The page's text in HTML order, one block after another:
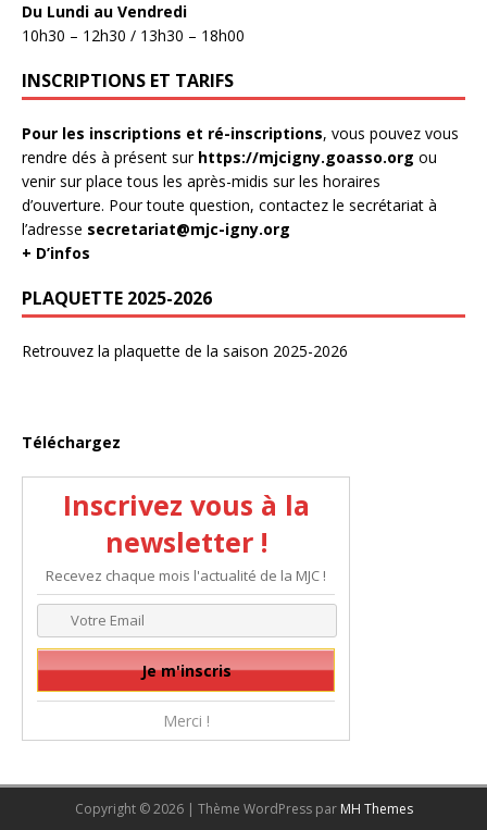
Du Lundi au Vendredi
10h30 – 12h30 / 13h30 – 18h00
INSCRIPTIONS ET TARIFS
Pour les inscriptions et ré-inscriptions, vous pouvez vous
rendre dés à présent sur https://mjcigny.goasso.org ou
venir sur place tous les après-midis sur les horaires
d’ouverture. Pour toute question, contactez le secrétariat à
l’adresse secretariat@mjc-igny.org
+ D’infos
PLAQUETTE 2025-2026
Retrouvez la plaquette de la saison 2025-2026
Téléchargez
Inscrivez vous à la
newsletter !
Recevez chaque mois l'actualité de la MJC !
Merci !
Copyright © 2026 | Thème WordPress par MH Themes